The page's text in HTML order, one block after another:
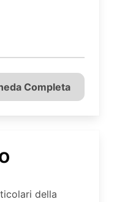
Completa
della